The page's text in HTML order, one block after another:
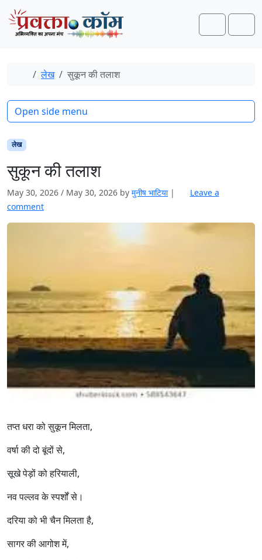
Skip to content
Skip to footer
Search
Home
लेख सुकून की तलाश
लेख
सुकून की तलाश
May 30, 2026 / May 30, 2026 by मुनीष भाटिया |
Leave a
comment
तप्त धरा को सुकून मिलता,
वर्षा की दो बूंदों से,
सूखे पेड़ों को हरियाली,
नव पल्लव के स्पर्शों से।
दरिया को भी चैन मिलता है,
सागर की आगोश में,
Open side menu